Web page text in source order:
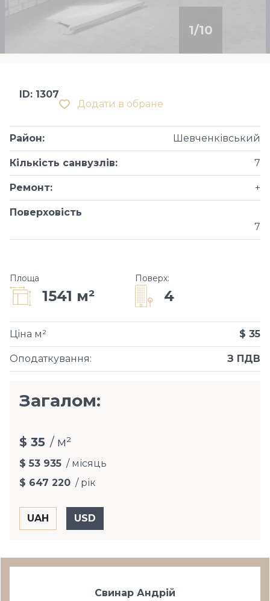
1/10
Додати в обране
ID: 1307
Район: Шевченківський
Кількість санвузлів: 7
Ремонт: +
Поверховість
7
Площа
1541 м²
Поверх:
4
Оподаткування: З ПДВ
Ціна м² $ 35
Загалом:
$ 35 / м²
$ 53 935 / місяць
$ 647 220 / рік
Свинар Андрій